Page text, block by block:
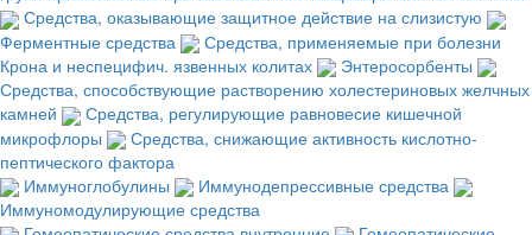
Средства, оказывающие защитное действие на слизистую
Ферментные средства
Средства, применяемые при болезни
Крона и неспецифич. язвенных колитах
Энтеросорбенты
Средства, способствующие растворению холестериновых желчных
камней
Средства, регулирующие равновесие кишечной
микрофлоры
Средства, снижающие активность кислотно-
пептического фактора
Иммуноглобулины
Иммунодепрессивные средства
Иммуномодулирующие средства